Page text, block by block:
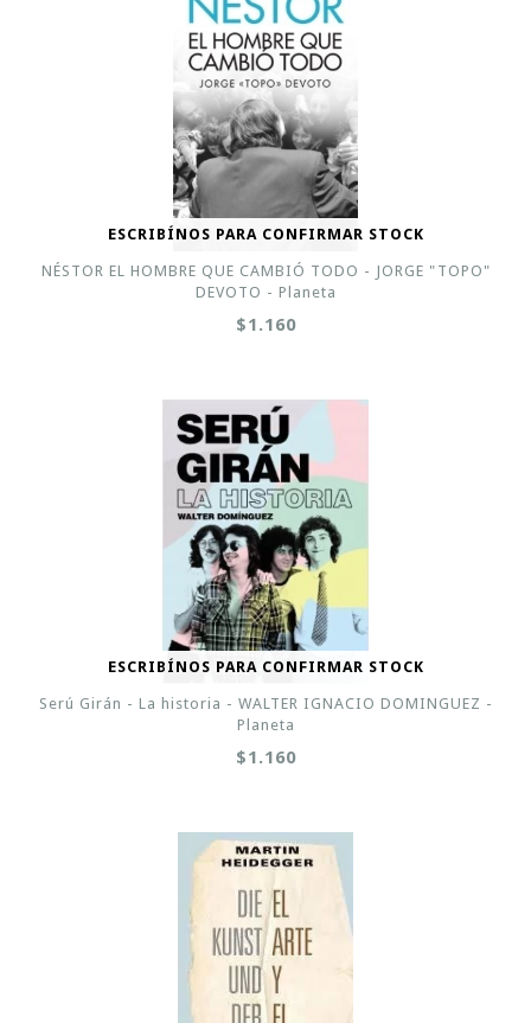
ESCRIBÍNOS PARA CONFIRMAR STOCK
NÉSTOR EL HOMBRE QUE CAMBIÓ TODO - JORGE "TOPO"
DEVOTO - Planeta
$1.160
ESCRIBÍNOS PARA CONFIRMAR STOCK
Serú Girán - La historia - WALTER IGNACIO DOMINGUEZ -
Planeta
$1.160